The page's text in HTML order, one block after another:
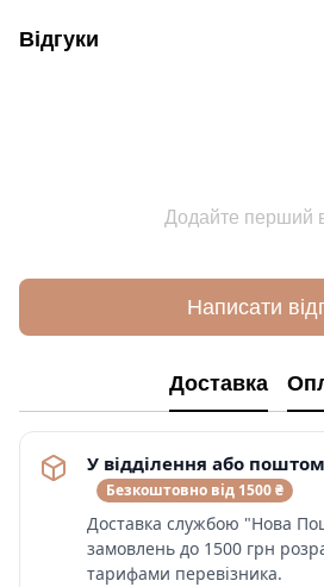
Відгуки
Додайте перший
Написати
Доставка
У відділення або
Безкоштовно від 1500 ₴
Доставка службою "Нова
замовлень до 1500 грн
тарифами перевізника.